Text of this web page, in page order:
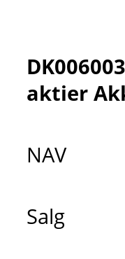
aktier
NAV
Salg